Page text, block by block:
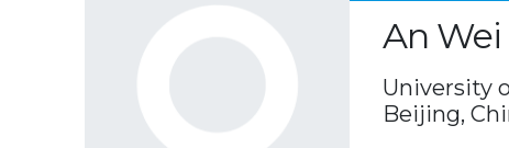
An Wei
University
Beijing,